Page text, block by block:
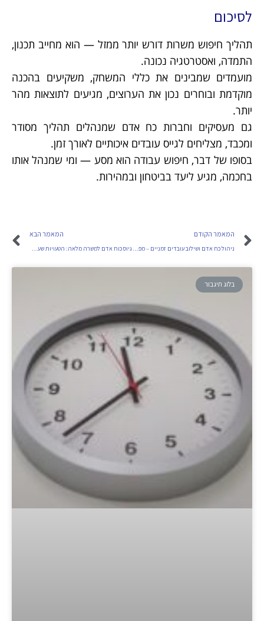
לסיכום
תהליך חיפוש משרות דורש יותר ממזל — הוא מחייב תכנון,
התמדה, ואסטרטגיה נכונה.
מועמדים שמבינים את כללי המשחק, משקיעים בהכנה
מוקדמת ובוחרים נכון את הערוצים, מגיעים לתוצאות מהר
יותר.
גם מעסיקים וחברות כח אדם שמנהלים תהליך מסודר
ומכבד, מצליחים לגייס עובדים איכותיים לאורך זמן.
בסופו של דבר, חיפוש עבודה הוא מסע — ומי שמנהל אותו
בחכמה, מגיע ליעד בביטחון ובמהירות.
המאמר הקודם
ניהול כח אדם ושילוב עובדים זמניים – מפתח לגמישות תפעולית
המאמר הבא
גיוס כוח אדם למשרה מלאה: הטעויות שעסקים חייבים להימנע מהן
בלוג תיגבור